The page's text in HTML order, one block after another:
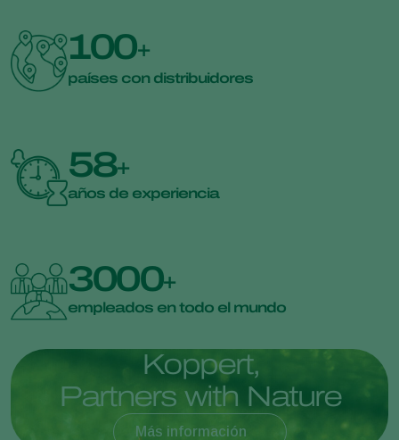
100+
países con distribuidores
58+
años de experiencia
3000+
empleados en todo el mundo
Koppert,
Partners with Nature
Más información